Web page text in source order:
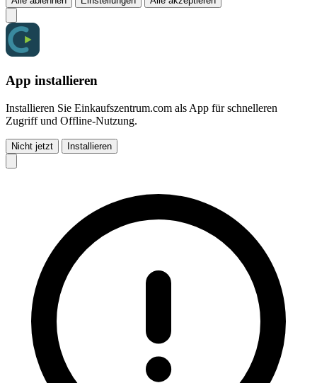
App installieren
Installieren Sie Einkaufszentrum.com als App für schnelleren
Zugriff und Offline-Nutzung.
Nicht jetzt Installieren